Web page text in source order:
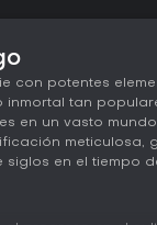
con potentes
inmortal tan
en un vasto
meticulosa,
en el tiempo